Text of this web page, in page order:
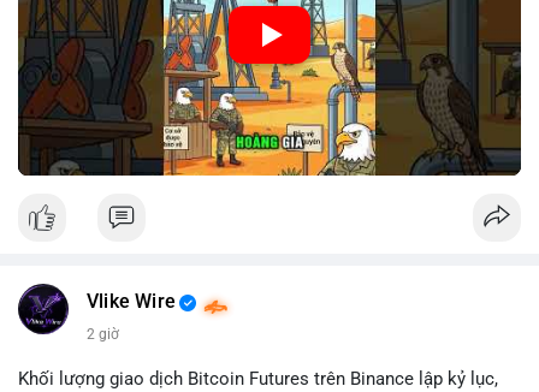
🎥 Xem video trực tiếp tại:
Nguồn: Cú Thông Thái
Vlike Wire
2 giờ
Khối lượng giao dịch Bitcoin Futures trên Binance lập kỷ lục,